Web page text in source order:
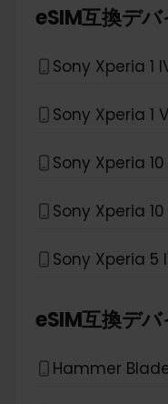
eSIM互換デバ
Sony Xperia 1
Sony Xperia 1 V
Sony Xperia 10
Sony Xperia 10
Sony Xperia 5
eSIM互換デバ
Hammer